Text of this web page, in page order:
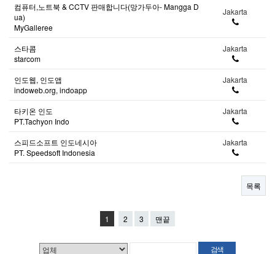
컴퓨터,노트북 & CCTV 판매합니다(망가두아- Mangga D
ua)
MyGalleree
Jakarta
스타콤
starcom
Jakarta
인도웹, 인도앱
indoweb.org, indoapp
Jakarta
타키온 인도
PT.Tachyon Indo
Jakarta
스피드소프트 인도네시아
PT. Speedsoft Indonesia
Jakarta
목록
1 2 3 맨끝